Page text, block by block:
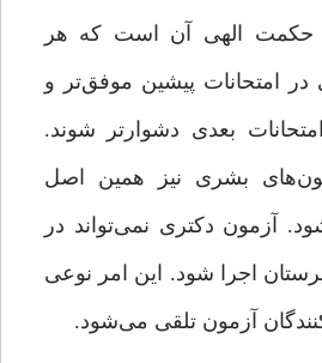
حکمت الهی آن است که هر
در امتحانات پیشین موفق‌تر و
بعدی دشوارتر شوند.
بشری نیز همین اصل
آزمون دکتری نمی‌تواند در
اجرا شود. این امر نوعی
آزمون تلقی می‌شود.